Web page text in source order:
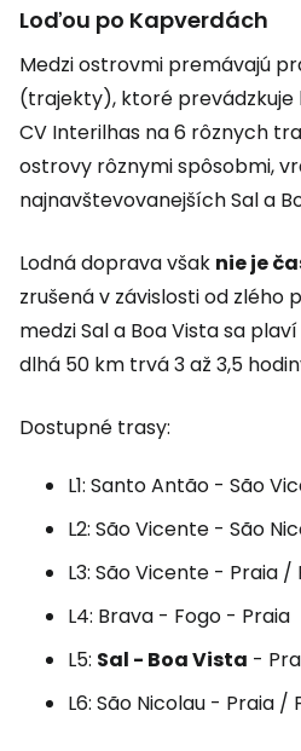
Loďou po Kapverdách
Medzi ostrovmi premávajú
(trajekty), ktoré
CV Interilhas na 6 rôznych
ostrovy rôznymi spôsobmi,
najnavštevovanejších Sal a
Lodná doprava však nie je
zrušená v závislosti od zlého
medzi Sal a Boa Vista sa
dlhá 50 km trvá 3 až 3,5
Dostupné trasy:
L1: Santo Antão - São
L2: São Vicente - São
L3: São Vicente - Praia
L4: Brava - Fogo - Praia
L5: Sal - Boa Vista -
L6: São Nicolau - Praia /